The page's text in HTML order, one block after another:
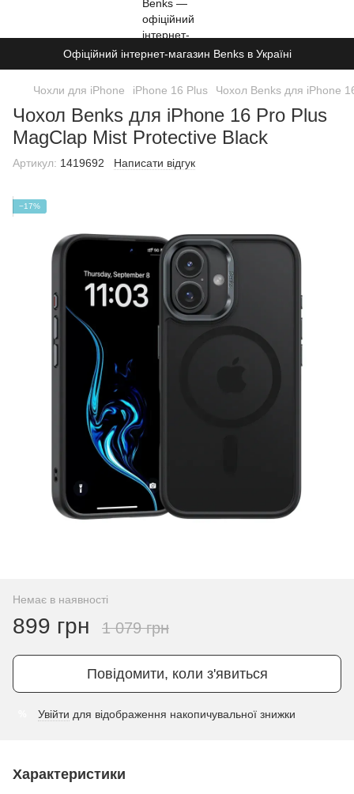
Офіційний інтернет-магазин Benks в Україні
Чохли для iPhone iPhone 16 Plus Чохол Benks для iPhone
Чохол Benks для iPhone 16 Pro Plus
MagClap Mist Protective Black
Артикул: 1419692 Написати відгук
−17%
Немає в наявності
899 грн 1 079 грн
Повідомити, коли з'явиться
Увійти для відображення накопичувальної знижки
Характеристики